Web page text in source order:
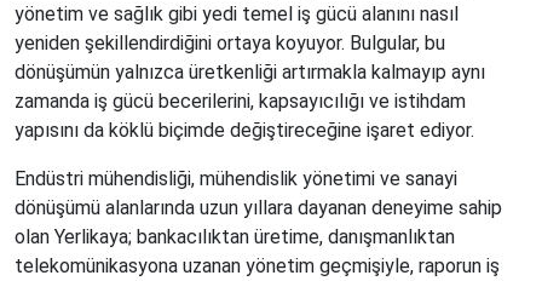
yönetim ve sağlık gibi yedi temel iş gücü alanını nasıl
yeniden şekillendirdiğini ortaya koyuyor. Bulgular, bu
dönüşümün yalnızca üretkenliği artırmakla kalmayıp aynı
zamanda iş gücü becerilerini, kapsayıcılığı ve istihdam
yapısını da köklü biçimde değiştireceğine işaret ediyor.
Endüstri mühendisliği, mühendislik yönetimi ve sanayi
dönüşümü alanlarında uzun yıllara dayanan deneyime sahip
olan Yerlikaya; bankacılıktan üretime, danışmanlıktan
telekomünikasyona uzanan yönetim geçmişiyle, raporun iş